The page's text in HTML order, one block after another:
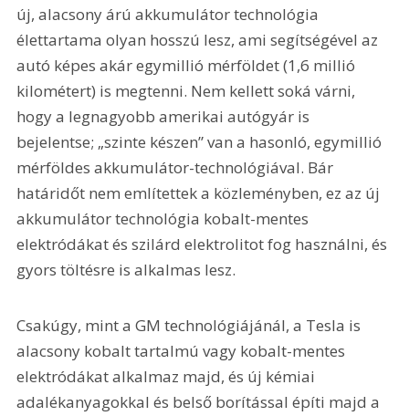
új, alacsony árú akkumulátor technológia
élettartama olyan hosszú lesz, ami segítségével az
autó képes akár egymillió mérföldet (1,6 millió
kilométert) is megtenni. Nem kellett soká várni,
hogy a legnagyobb amerikai autógyár is
bejelentse; „szinte készen” van a hasonló, egymillió
mérföldes akkumulátor-technológiával. Bár
határidőt nem említettek a közleményben, ez az új
akkumulátor technológia kobalt-mentes
elektródákat és szilárd elektrolitot fog használni, és
gyors töltésre is alkalmas lesz.
Csakúgy, mint a GM technológiájánál, a Tesla is
alacsony kobalt tartalmú vagy kobalt-mentes
elektródákat alkalmaz majd, és új kémiai
adalékanyagokkal és belső borítással építi majd a